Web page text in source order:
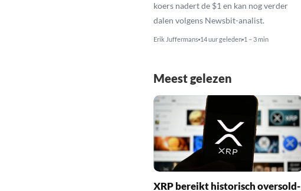
koers nadert de $1 en kan nog verder
dalen volgens Newsbit-analist.
Erik Juffermans 14 uur geleden 1 – 3 min
Meest gelezen
XRP bereikt historisch oversold-